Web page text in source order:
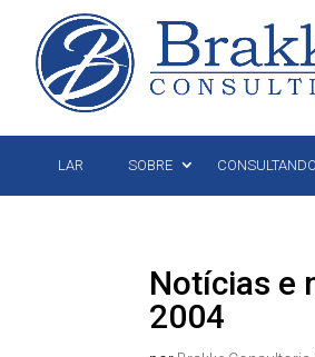
LAR SOBRE CONSULTANDO
Notícias e
2004